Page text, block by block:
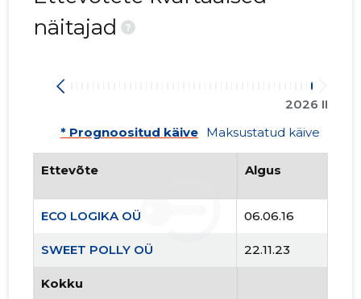
näitajad
?
2026 II
* Prognoositud käive Maksustatud käive
Ettevõte Algus
ECO LOGIKA OÜ 06.06.16
SWEET POLLY OÜ 22.11.23
Kokku